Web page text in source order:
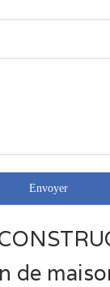
Envoyer
de